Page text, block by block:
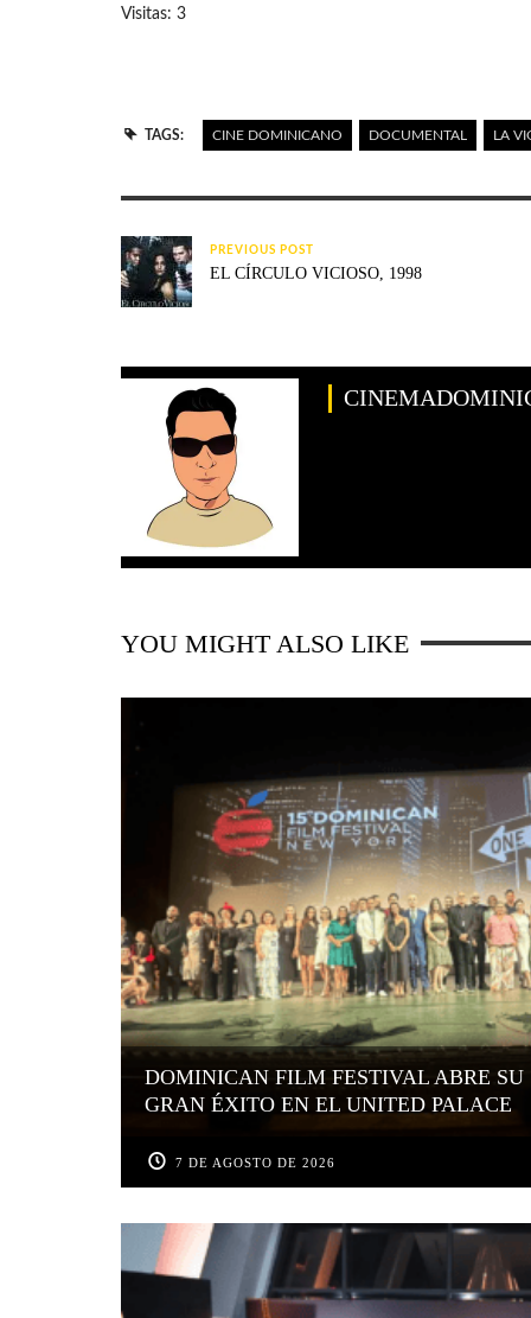
Visitas: 3
TAGS: CINE DOMINICANO DOCUMENTAL LA
PREVIOUS POST
EL CÍRCULO VICIOSO, 1998
YOU MIGHT ALSO LIKE
DOMINICAN FILM FESTIVAL ABRE SU
GRAN ÉXITO EN EL UNITED PALACE
7 DE AGOSTO DE 2026